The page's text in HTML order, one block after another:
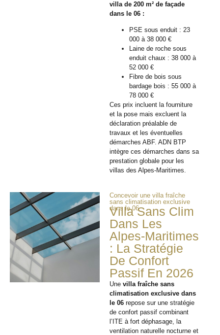
villa de 200 m² de façade
dans le 06 :
PSE sous enduit : 23
000 à 38 000 €
Laine de roche sous
enduit chaux : 38 000 à
52 000 €
Fibre de bois sous
bardage bois : 55 000 à
78 000 €
Ces prix incluent la fourniture
et la pose mais excluent la
déclaration préalable de
travaux et les éventuelles
démarches ABF. ADN BTP
intègre ces démarches dans sa
prestation globale pour les
villas des Alpes-Maritimes.
Concevoir une villa fraîche
sans climatisation exclusive
dans le 06
Villa Sans Clim
Dans Les
Alpes-Maritimes
: La Stratégie
De Confort
Passif En 2026
Unevilla fraîche sans
climatisation exclusive dans
le 06 repose sur une stratégie
de confort passif combinant
l’ITE à fort déphasage, la
ventilation naturelle nocturne et